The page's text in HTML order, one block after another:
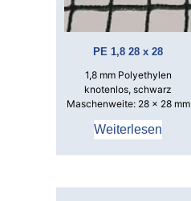
PE 1,8 28 x 28
1,8 mm Polyethylen
knotenlos, schwarz
Maschenweite: 28 x 28 mm
Weiterlesen